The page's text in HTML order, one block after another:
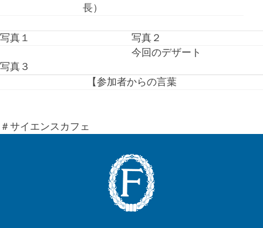
長）
写真１ 写真２
写真３
今回のデザート
【参加者からの言葉
＃サイエンスカフェ